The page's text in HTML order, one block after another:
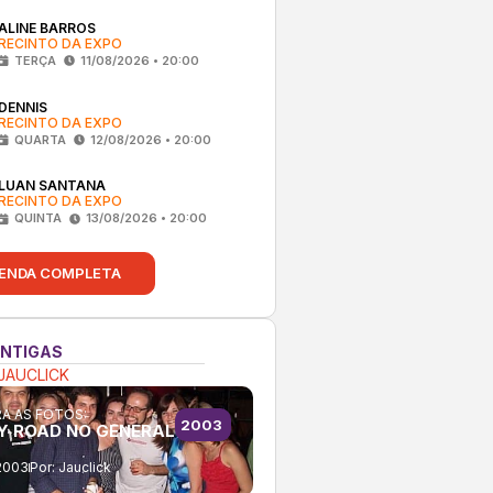
BARROS
DA EXPO
TERÇA 11/08/2026 • 20:00
DA EXPO
QUARTA 12/08/2026 • 20:00
SANTANA
DA EXPO
QUINTA 13/08/2026 • 20:00
COMPLETA
AS FOTOS:
ROAD NO GENERAL
Por:Jauclick
2003